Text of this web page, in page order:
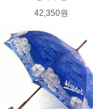
42,350원